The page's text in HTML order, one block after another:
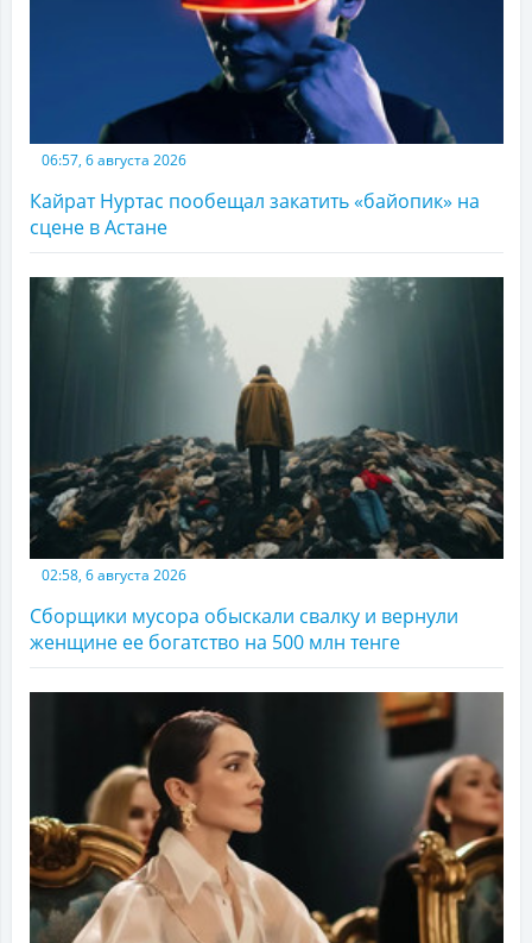
06:57, 6 августа 2026
Кайрат Нуртас пообещал закатить «байопик» на
сцене в Астане
02:58, 6 августа 2026
Сборщики мусора обыскали свалку и вернули
женщине ее богатство на 500 млн тенге